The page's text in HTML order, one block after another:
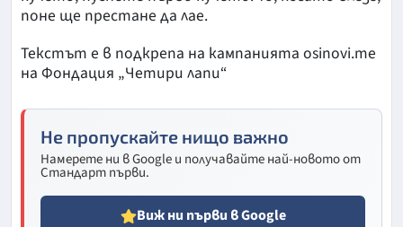
поне ще престане да лае.
Текстът е в подкрепа на кампанията osinovi.me
на Фондация „Четири лапи“
Не пропускайте нищо важно
Намерете ни в Google и получавайте най-новото от
Стандарт първи.
Виж ни първи в Google